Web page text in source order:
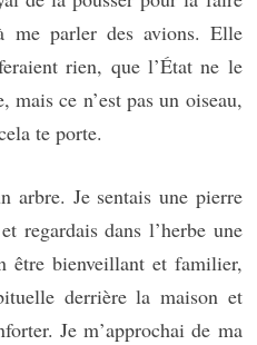
parler des avions. Elle
rien, que l’État ne le
ce n’est pas un oiseau,
te porte.
arbre. Je sentais une pierre
regardais dans l’herbe une
être bienveillant et familier,
derrière la maison et
Je m’approchai de ma